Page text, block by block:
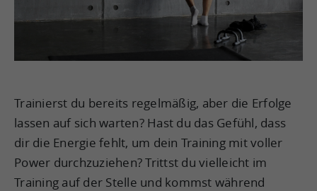
Trainierst du bereits regelmäßig, aber die Erfolge
lassen auf sich warten? Hast du das Gefühl, dass
dir die Energie fehlt, um dein Training mit voller
Power durchzuziehen? Trittst du vielleicht im
Training auf der Stelle und kommst während